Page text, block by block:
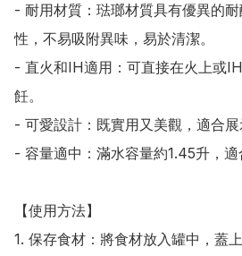
- 耐用材質：琺瑯材質具有優異的
性，不易吸附異味，易於清潔。
- 直火和IH適用：可直接在火上或
飪。
- 可愛設計：既實用又美觀，適合展
- 容量適中：滿水容量約1.45升，適
【使用方法】
1. 保存食材：將食材放入罐中，蓋